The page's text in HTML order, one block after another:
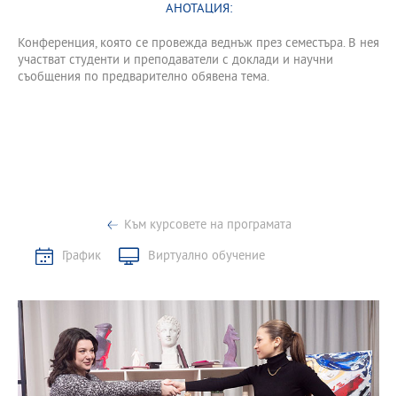
АНОТАЦИЯ:
Конференция, която се провежда веднъж през семестъра. В нея
участват студенти и преподаватели с доклади и научни
съобщения по предварително обявена тема.
Към курсовете на програмата
График
Виртуално обучение